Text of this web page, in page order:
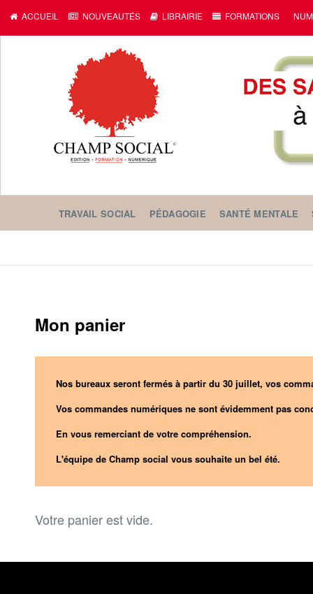
ACCUEIL NOUVEAUTÉS LIBRAIRIE FORMATIONS
TRAVAIL SOCIAL PÉDAGOGIE SANTÉ MENTALE
Mon panier
Nos bureaux seront fermés à partir du 30 juillet, vos
Vos commandes numériques ne sont évidemment pas
En vous remerciant de votre compréhension.
L'équipe de Champ social vous souhaite un bel été.
Votre panier est vide.